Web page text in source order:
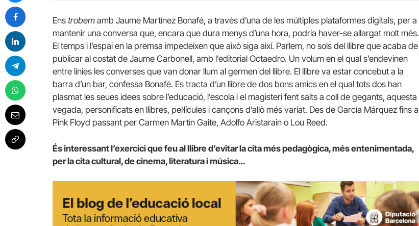
Ens trobem amb Jaume Martínez Bonafé, a través d’una de les múltiples plataformes digitals, per a
mantenir una conversa que, encara que dura menys d’una hora, podria haver-se allargat molt més.
El temps i l’espai en la premsa impedeixen que això siga així. Parlem, no sols del llibre que acaba de
publicar al costat de Jaume Carbonell, amb l’editorial Octaedro. Un volum en el qual s’endevinen
entre línies les converses que van donar llum al germen del llibre. El llibre va estar concebut a la
barra d’un bar, confessa Bonafé. Es tracta d’un llibre de dos bons amics en el qual tots dos han
plasmat les seues idees sobre l’educació, l’escola i el magisteri fent salts a coll de gegants, aquesta
vegada, personificats en llibres, pel·lícules i cançons d’allò més variat. Des de García Márquez fins a
Pink Floyd passant per Carmen Martín Gaite, Adolfo Aristarain o Lou Reed.
És interessant l’exercici que feu al llibre d’evitar la cita més pedagògica, més entenimentada,
per la cita cultural, de cinema, literatura i música…